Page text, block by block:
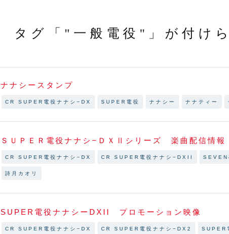
タグ「"一般電役"」が付け
ナナシースタンプ
CR SUPER電役ナナシ−DX SUPER電役 ナナシー ナナティー
ＳＵＰＥＲ電役ナナシ−ＤＸⅡシリーズ 楽曲配信情報
CR SUPER電役ナナシ−DX CR SUPER電役ナナシ−DXII
詩月カオリ
SUPER電役ナナシーDXII プロモーション映像
CR SUPER電役ナナシ−DX CR SUPER電役ナナシ−DX2 SUPER